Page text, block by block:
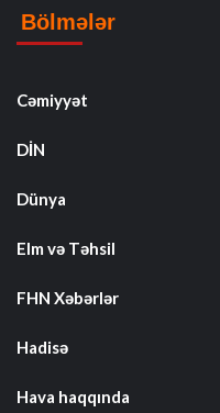
Bölmələr
Cəmiyyət
DİN
Dünya
Elm və Təhsil
FHN Xəbərlər
Hadisə
Hava haqqında